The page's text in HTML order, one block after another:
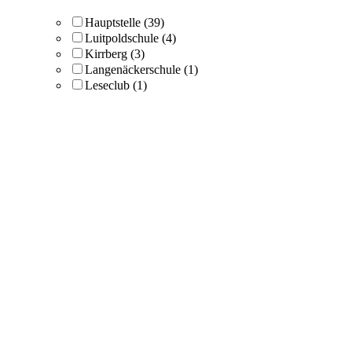
Hauptstelle (39)
Luitpoldschule (4)
Kirrberg (3)
Langenäckerschule (1)
Leseclub (1)